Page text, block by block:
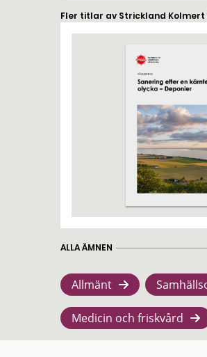
Fler titlar av Strickland Kolmert
ALLA ÄMNEN
Allmänt
Medicin och friskvård